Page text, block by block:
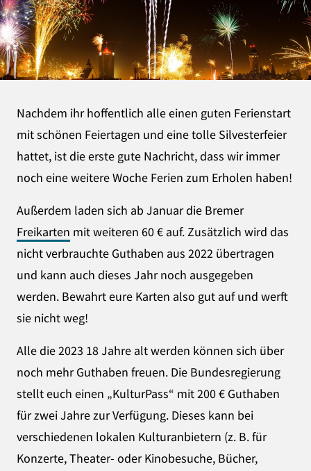
Nachdem ihr hoffentlich alle einen guten Ferienstart
mit schönen Feiertagen und eine tolle Silvesterfeier
hattet, ist die erste gute Nachricht, dass wir immer
noch eine weitere Woche Ferien zum Erholen haben!
Außerdem laden sich ab Januar die Bremer
Freikarten mit weiteren 60 € auf. Zusätzlich wird das
nicht verbrauchte Guthaben aus 2022 übertragen
und kann auch dieses Jahr noch ausgegeben
werden. Bewahrt eure Karten also gut auf und werft
sie nicht weg!
Alle die 2023 18 Jahre alt werden können sich über
noch mehr Guthaben freuen. Die Bundesregierung
stellt euch einen „KulturPass“ mit 200 € Guthaben
für zwei Jahre zur Verfügung. Dieses kann bei
verschiedenen lokalen Kulturanbietern (z. B. für
Konzerte, Theater- oder Kinobesuche, Bücher,